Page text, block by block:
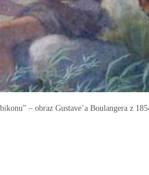
– obraz Gustave’a Boulangera z